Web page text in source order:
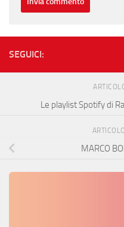
SEGUICI:
Le playlist Spotify di
MARCO